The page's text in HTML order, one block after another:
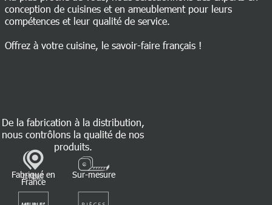
conception de cuisines et en ameublement pour leurs
compétences et leur qualité de service.
Offrez à votre cuisine, le savoir-faire français !
De la fabrication à la distribution,
nous contrôlons la qualité de nos
produits.
Fabriqué en
France
Sur-mesure